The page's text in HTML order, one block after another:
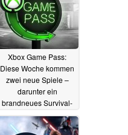
Xbox Game Pass:
Diese Woche kommen
zwei neue Spiele –
darunter ein
brandneues Survival-
Adventure24.03.2025